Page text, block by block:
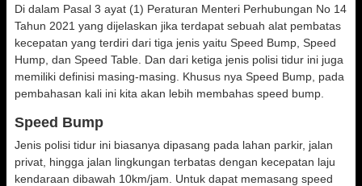
Di dalam Pasal 3 ayat (1) Peraturan Menteri Perhubungan No 14
Tahun 2021 yang dijelaskan jika terdapat sebuah alat pembatas
kecepatan yang terdiri dari tiga jenis yaitu Speed Bump, Speed
Hump, dan Speed Table. Dan dari ketiga jenis polisi tidur ini juga
memiliki definisi masing-masing. Khusus nya Speed Bump, pada
pembahasan kali ini kita akan lebih membahas speed bump.
Speed Bump
Jenis polisi tidur ini biasanya dipasang pada lahan parkir, jalan
privat, hingga jalan lingkungan terbatas dengan kecepatan laju
kendaraan dibawah 10km/jam. Untuk dapat memasang speed